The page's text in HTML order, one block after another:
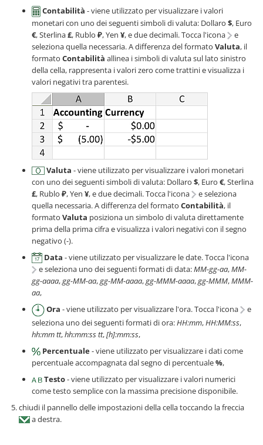
Contabilità - viene utilizzato per visualizzare i valori
monetari con uno dei seguenti simboli di valuta: Dollaro $, Euro
€, Sterlina£, Rublo ₽, Yen ¥, e due decimali. Tocca l'icona
e
seleziona quella necessaria. A differenza del formato Valuta, il
formato Contabilità allinea i simboli di valuta sul lato sinistro
della cella, rappresenta i valori zero come trattini e visualizza i
valori negativi tra parentesi.
Valuta - viene utilizzato per visualizzare i valori monetari
con uno dei seguenti simboli di valuta: Dollaro $, Euro €, Sterlina
£, Rublo ₽, Yen ¥, e due decimali. Tocca l'icona
e seleziona
quella necessaria. A differenza del formato Contabilità, il
formato Valuta posiziona un simbolo di valuta direttamente
prima della prima cifra e visualizza i valori negativi con il segno
negativo (-).
Data - viene utilizzato per visualizzare le date. Tocca l'icona
e seleziona uno dei seguenti formati di data:MM-gg-aa,MM-
gg-aaaa,gg-MM-aa,gg-MM-aaaa,gg-MMM-aaaa,gg-MMM,MMM-
aa,
Ora - viene utilizzato per visualizzare l'ora. Tocca l'icona
e
seleziona uno dei seguenti formati di ora:HH:mm,HH:MM:ss,
hh:mm tt,hh:mm:ss tt,[h]:mm:ss,
Percentuale- viene utilizzato per visualizzare i dati come
percentuale accompagnata dal segno di percentuale%,
Testo- viene utilizzato per visualizzare i valori numerici
come testo semplice con la massima precisione disponibile.
chiudi il pannello delle impostazioni della cella toccando la freccia
a destra.